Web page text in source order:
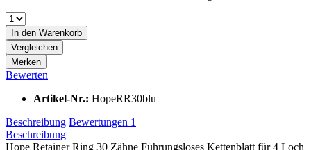
In den Warenkorb
Vergleichen
Merken
Bewerten
Artikel-Nr.: HopeRR30blu
Beschreibung Bewertungen 1
Beschreibung
Hope Retainer Ring 30 Zähne Führungsloses Kettenblatt für 4 Loch